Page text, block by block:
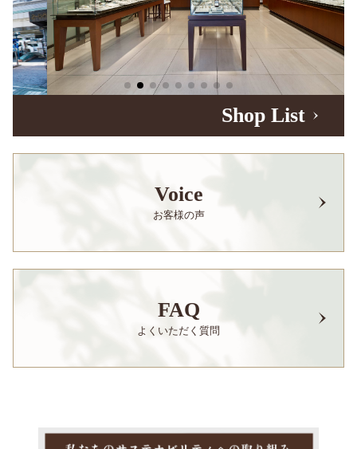
Shop List
Voice
お客様の声
FAQ
よくいただく質問